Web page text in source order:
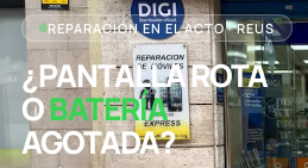
REPARACIÓN EN EL ACTO · REUS
¿PANTALLA ROTA
OBATERÍA
AGOTADA?